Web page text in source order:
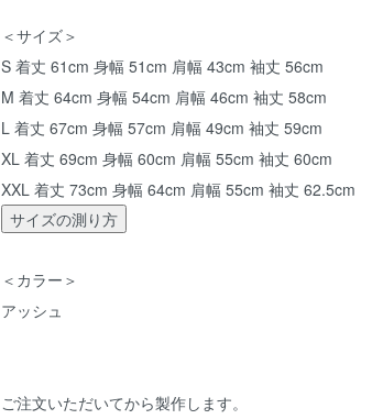
＜サイズ＞
S 着丈 61cm 身幅 51cm 肩幅 43cm 袖丈 56cm
M 着丈 64cm 身幅 54cm 肩幅 46cm 袖丈 58cm
L 着丈 67cm 身幅 57cm 肩幅 49cm 袖丈 59cm
XL 着丈 69cm 身幅 60cm 肩幅 55cm 袖丈 60cm
XXL 着丈 73cm 身幅 64cm 肩幅 55cm 袖丈 62.5cm
サイズの測り方
＜カラー＞
アッシュ
ご注文いただいてから製作します。